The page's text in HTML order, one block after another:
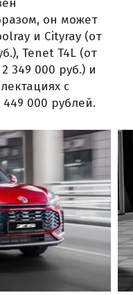
он может
и Cityray (от
Tenet T4L (от
349 000 руб.) и
с
000 рублей.